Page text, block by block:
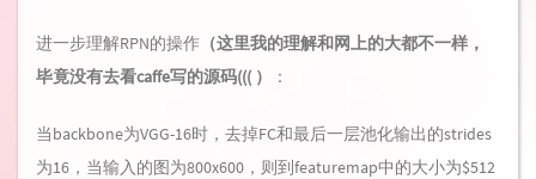
进一步理解RPN的操作 （这里我的理解和网上的大都不一样，
毕竟没有去看caffe写的源码((( ）
：
当backbone为VGG-16时，去掉FC和最后一层池化输出的strides
为16，当输入的图为800x600，则到featuremap中的大小为$512